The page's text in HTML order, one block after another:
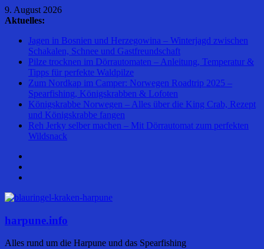
Zum
Inhalt
9. August 2026
Aktuelles:
Jagen in Bosnien und Herzegowina – Winterjagd zwischen
Schakalen, Schnee und Gastfreundschaft
Pilze trocknen im Dörrautomaten – Anleitung, Temperatur &
Tipps für perfekte Waldpilze
Zum Nordkap im Camper: Norwegen Roadtrip 2025 –
Spearfishing, Königskrabben & Lofoten
Königskrabbe Norwegen – Alles über die King Crab, Rezept
und Königskrabbe fangen
Reh Jerky selber machen – Mit Dörrautomat zum perfekten
Wildsnack
harpune.info
Alles rund um die Harpune und das Spearfishing